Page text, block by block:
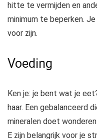
hitte te vermijden en
minimum te beperken.
voor zijn.
Voeding
Ken je: je bent wat je
haar. Een gebalanceerd
mineralen doet
E zijn belangrijk voor je